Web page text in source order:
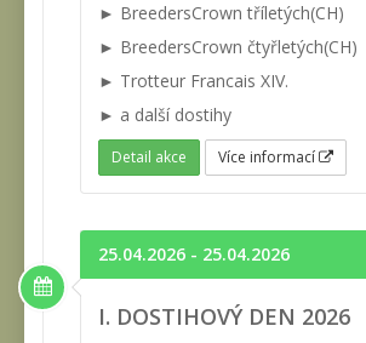
► BreedersCrown tříletých(CH)
► BreedersCrown čtyřletých(CH)
► Trotteur Francais XIV.
► a další dostihy
Detail akce Více informací
25.04.2026 - 25.04.2026
I. DOSTIHOVÝ DEN 2026